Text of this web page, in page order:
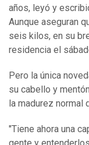
años, leyó y
Aunque aseguran
seis kilos, en su
residencia el
Pero la única
su cabello y
la madurez normal
"Tiene ahora una